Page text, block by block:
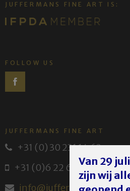
JUFFERMANS FINE ART IS:
FOLLOW US
JUFFERMANS FINE ART
+31 (0) 30 231 14 63
+31 (0)6 22 614 582
info@juffermans.nl
Van 29
zijn wij